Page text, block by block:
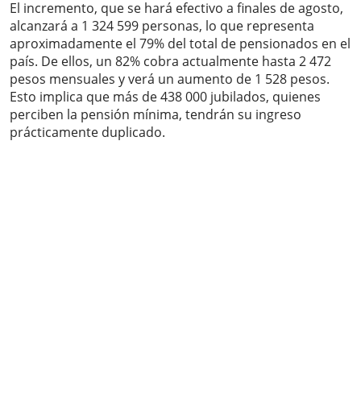
El incremento, que se hará efectivo a finales de agosto,
alcanzará a 1 324 599 personas, lo que representa
aproximadamente el 79% del total de pensionados en el
país. De ellos, un 82% cobra actualmente hasta 2 472
pesos mensuales y verá un aumento de 1 528 pesos.
Esto implica que más de 438 000 jubilados, quienes
perciben la pensión mínima, tendrán su ingreso
prácticamente duplicado.